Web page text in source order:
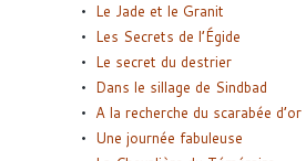
Le Jade et le Granit
Les Secrets de l’Égide
Le secret du destrier
Dans le sillage de Sindbad
A la recherche du scarabée d’or
Une journée fabuleuse